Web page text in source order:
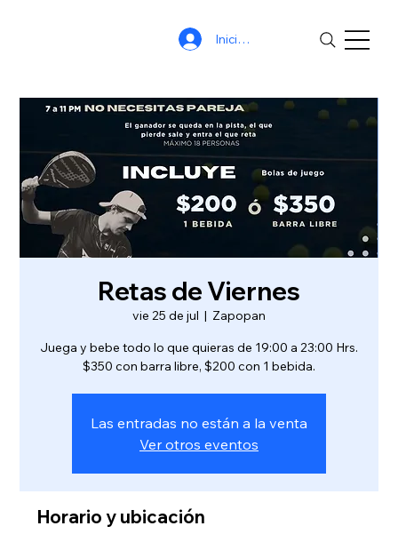
Iniciar sesión
Retas de Viernes
vie 25 de jul
  |
Zapopan
Juega y bebe todo lo que quieras de 19:00 a 23:00 Hrs.
$350 con barra libre, $200 con 1 bebida.
Las entradas no están a la venta
Ver otros eventos
Horario y ubicación